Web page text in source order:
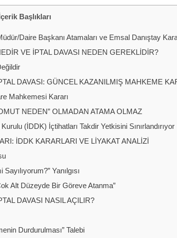
Başlıkları
Daire Başkanı Atamaları ve Emsal Danıştay
VE İPTAL DAVASI NEDEN GEREKLİDİR?
DAVASI: GÜNCEL KAZANILMIŞ MAHKEME
Mahkemesi Kararı
NEDEN” OLMADAN ATAMA OLMAZ
(İDDK) İçtihatları Takdir Yetkisini Sınırlandırıyor
İDDK KARARLARI VE LİYAKAT ANALİZİ
Yanılgısı
Alt Düzeyde Bir Göreve Atanma”
DAVASI NASIL AÇILIR?
Durdurulması” Talebi